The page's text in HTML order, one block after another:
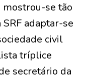
se tão
adaptar-se
civil
tríplice
secretário da